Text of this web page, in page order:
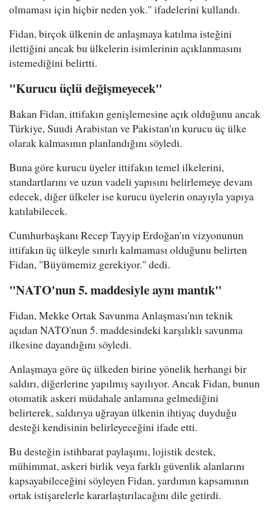
olmaması için hiçbir neden yok." ifadelerini kullandı.
Fidan, birçok ülkenin de anlaşmaya katılma isteğini
ilettiğini ancak bu ülkelerin isimlerinin açıklanmasını
istemediğini belirtti.
"Kurucu üçlü değişmeyecek"
Bakan Fidan, ittifakın genişlemesine açık olduğunu ancak
Türkiye, Suudi Arabistan ve Pakistan'ın kurucu üç ülke
olarak kalmasının planlandığını söyledi.
Buna göre kurucu üyeler ittifakın temel ilkelerini,
standartlarını ve uzun vadeli yapısını belirlemeye devam
edecek, diğer ülkeler ise kurucu üyelerin onayıyla yapıya
katılabilecek.
Cumhurbaşkanı Recep Tayyip Erdoğan'ın vizyonunun
ittifakın üç ülkeyle sınırlı kalmaması olduğunu belirten
Fidan, "Büyümemiz gerekiyor." dedi.
"NATO'nun 5. maddesiyle aynı mantık"
Fidan, Mekke Ortak Savunma Anlaşması'nın teknik
açıdan NATO'nun 5. maddesindeki karşılıklı savunma
ilkesine dayandığını söyledi.
Anlaşmaya göre üç ülkeden birine yönelik herhangi bir
saldırı, diğerlerine yapılmış sayılıyor. Ancak Fidan, bunun
otomatik askeri müdahale anlamına gelmediğini
belirterek, saldırıya uğrayan ülkenin ihtiyaç duyduğu
desteği kendisinin belirleyeceğini ifade etti.
Bu desteğin istihbarat paylaşımı, lojistik destek,
mühimmat, askeri birlik veya farklı güvenlik alanlarını
kapsayabileceğini söyleyen Fidan, yardımın kapsamının
ortak istişarelerle kararlaştırılacağını dile getirdi.